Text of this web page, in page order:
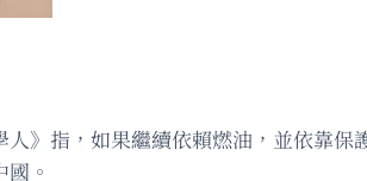
》指，如果繼續依賴燃油，並依靠保
。